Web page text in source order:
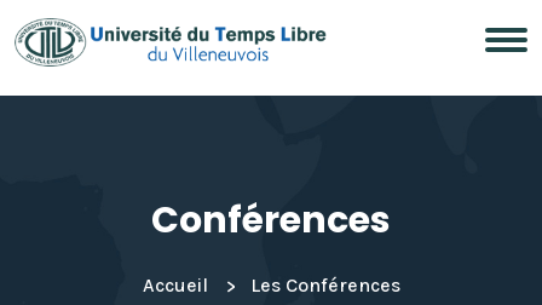
Conférences
Accueil Les Conférences